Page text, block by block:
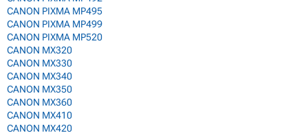
CANON PIXMA MP495
CANON PIXMA MP499
CANON PIXMA MP520
CANON MX320
CANON MX330
CANON MX340
CANON MX350
CANON MX360
CANON MX410
CANON MX420